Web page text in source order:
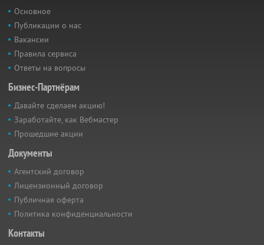
Основное
Публикации о нас
Вакансии
Правила сервиса
Ответы на вопросы
Бизнес-Партнёрам
Давайте сделаем акцию!
Заработайте, как Вебмастер
Прошедшие акции
Документы
Агентский договор
Лицензионный договор
Публичная оферта
Политика конфиденциальности
Контакты